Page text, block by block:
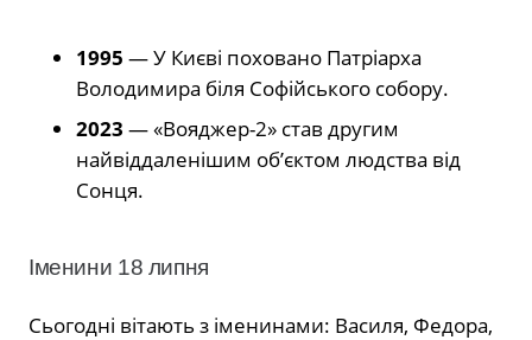
1995 — У Києві поховано Патріарха
Володимира біля Софійського собору.
2023 — «Вояджер-2» став другим
найвіддаленішим об’єктом людства від
Сонця.
Іменини 18 липня
Сьогодні вітають з іменинами: Василя, Федора,